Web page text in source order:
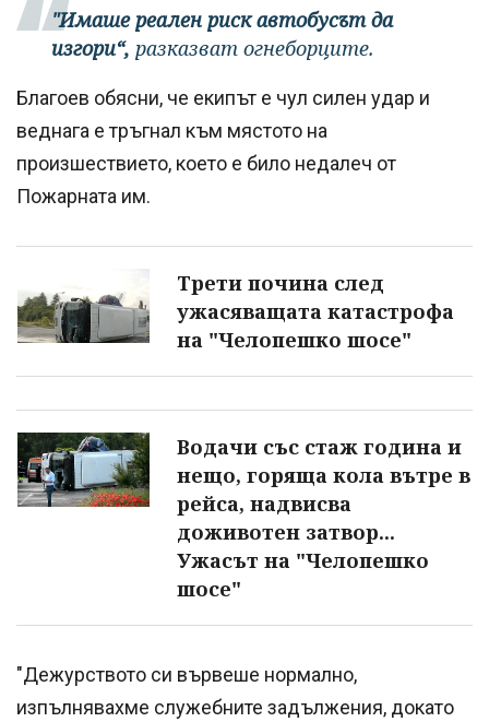
"Имаше реален риск автобусът да
изгори“, разказват огнеборците.
Благоев обясни, че екипът е чул силен удар и
веднага е тръгнал към мястото на
произшествието, което е било недалеч от
Пожарната им.
Трети почина след
ужасяващата катастрофа
на "Челопешко шосе"
Водачи със стаж година и
нещо, горяща кола вътре в
рейса, надвисва
доживотен затвор...
Ужасът на "Челопешко
шосе"
"Дежурството си вървеше нормално,
изпълнявахме служебните задължения, докато